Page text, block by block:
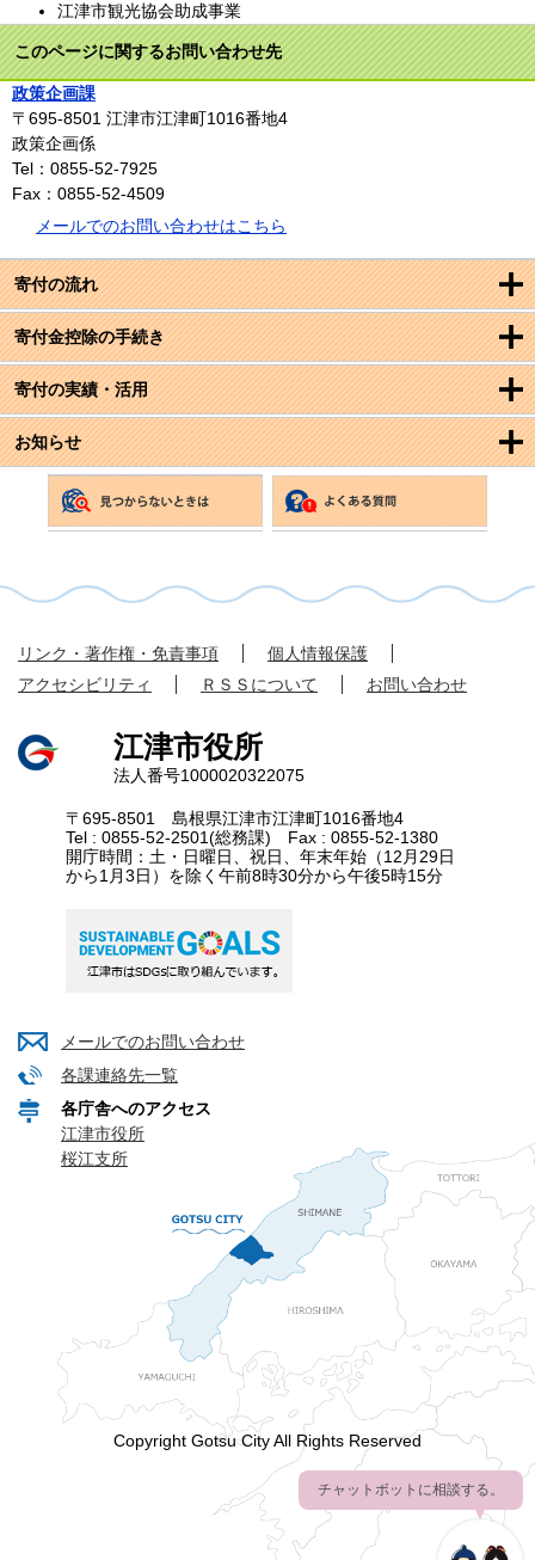
寄付の流れ
寄付金控除の手続き
寄付の実績・活用
お知らせ
江津市観光協会助成事業
このページに関するお問い合わせ先
政策企画課
〒695-8501 江津市江津町1016番地4
政策企画係
Tel：0855-52-7925
Fax：0855-52-4509
メールでのお問い合わせはこちら
リンク・著作権・免責事項
個人情報保護
アクセシビリティ
ＲＳＳについて お問い合わせ
江津市役所
法人番号1000020322075
〒695-8501 島根県江津市江津町1016番地4
Tel : 0855-52-2501(総務課) Fax : 0855-52-1380
開庁時間：土・日曜日、祝日、年末年始（12月29日
から1月3日）を除く午前8時30分から午後5時15分
メールでのお問い合わせ
各課連絡先一覧
各庁舎へのアクセス
江津市役所
桜江支所
Copyright Gotsu City All Rights Reserved
チャットボットに相談する。